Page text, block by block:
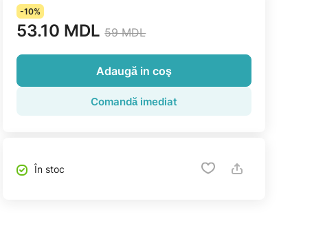
-10%
53.10 MDL 59 MDL
Adaugă in coş
Comandă imediat
În stoc